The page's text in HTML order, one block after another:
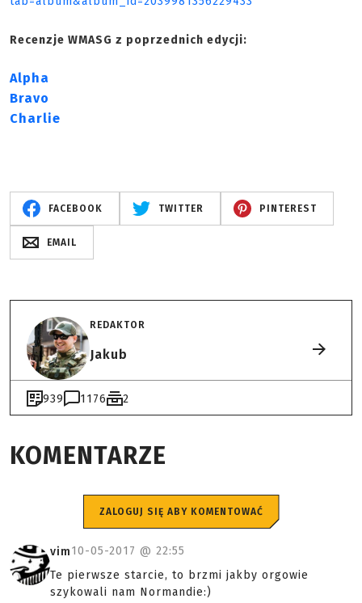
Recenzje WMASG z poprzednich edycji:
Alpha
Bravo
Charlie
FACEBOOK TWITTER PINTEREST
EMAIL
REDAKTOR
Jakub
939 1176 2
KOMENTARZE
ZALOGUJ SIĘ ABY KOMENTOWAĆ
vim10-05-2017 @ 22:55
Te pierwsze starcie, to brzmi jakby orgowie
szykowali nam Normandie:)